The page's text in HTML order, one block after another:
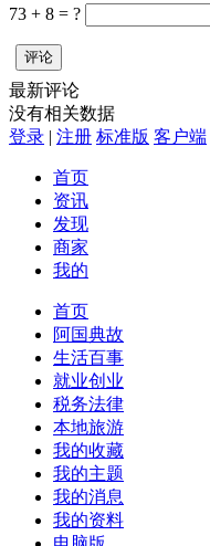
73 + 8 = ?
评论
最新评论
没有相关数据
登录 | 注册 标准版 客户端
首页
资讯
发现
商家
我的
首页
阿国典故
生活百事
就业创业
税务法律
本地旅游
我的收藏
我的主题
我的消息
我的资料